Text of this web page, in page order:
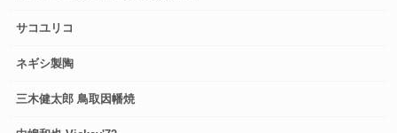
サコユリコ
ネギシ製陶
三木健太郎 鳥取因幡焼